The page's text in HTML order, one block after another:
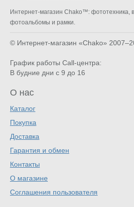
Интернет-магазин Chako™: фототехника,
фотоальбомы и рамки.
© Интернет-магазин «Chako»
График работы Call-центра:
В будние дни с 9 до 16
О нас
Каталог
Покупка
Доставка
Гарантия и обмен
Контакты
О магазине
Соглашения пользователя